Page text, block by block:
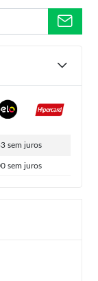
sem juros
sem juros